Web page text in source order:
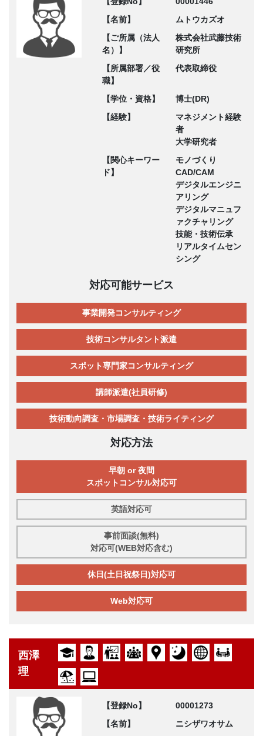
【名前】
ムトウカズオ
【ご所属（法人
名）】
株式会社武藤技術
研究所
【所属部署／役
職】
代表取締役
【学位・資格】
博士(DR)
【経験】
マネジメント経験
者
大学研究者
【関心キーワー
ド】
モノづくり
CAD/CAM
デジタルエンジニ
アリング
デジタルマニュフ
ァクチャリング
技能・技術伝承
リアルタイムセン
シング
対応可能サービス
事業開発コンサルティング
技術コンサルタント派遣
スポット専門家コンサルティング
講師派遣(社員研修)
技術動向調査・市場調査・技術ライティング
対応方法
早朝 or 夜間
スポットコンサル対応可
英語対応可
事前面談(無料)
対応可(WEB対応含む)
休日(土日祝祭日)対応可
Web対応可
西澤
理
【登録No】
00001273
【名前】
ニシザワオサム